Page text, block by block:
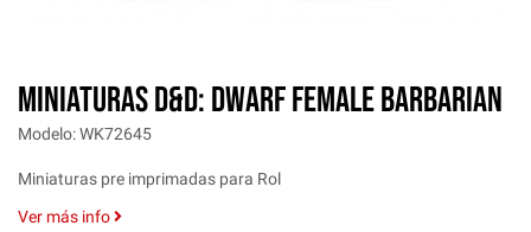
MINIATURAS D&D: DWARF FEMALE BARBARIAN
Modelo: WK72645
Miniaturas pre imprimadas para Rol
Ver más info